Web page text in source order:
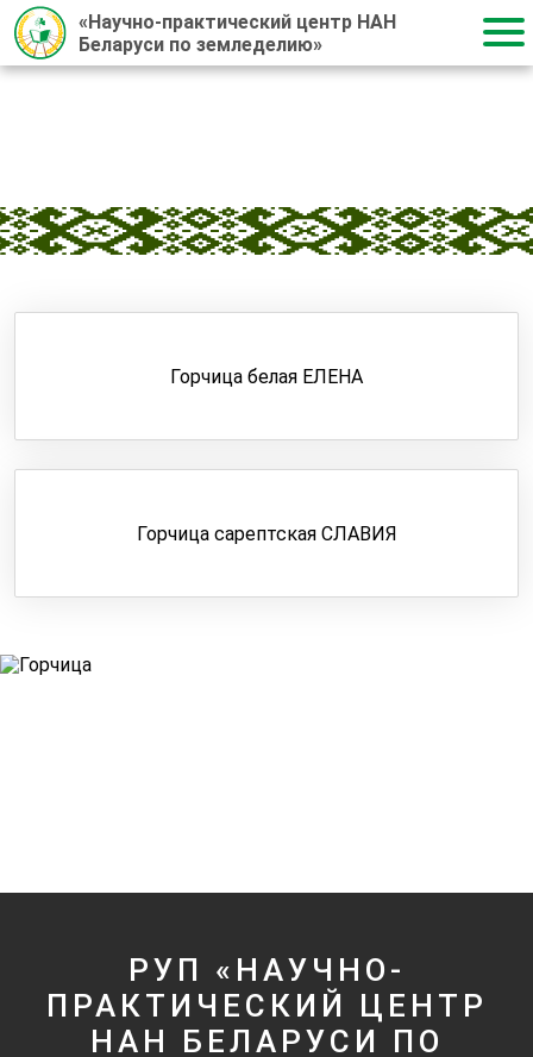
«Научно-практический центр НАН
Беларуси по земледелию»
Горчица белая ЕЛЕНА
Горчица сарептская СЛАВИЯ
РУП «НАУЧНО-
ПРАКТИЧЕСКИЙ ЦЕНТР
НАН БЕЛАРУСИ ПО